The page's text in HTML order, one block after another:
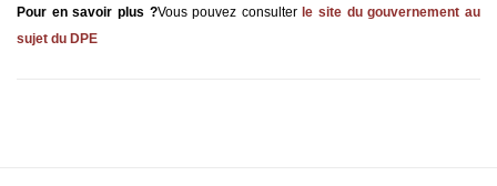
Pour en savoir plus ?Vous pouvez consulter le site du gouvernement au
sujet du DPE